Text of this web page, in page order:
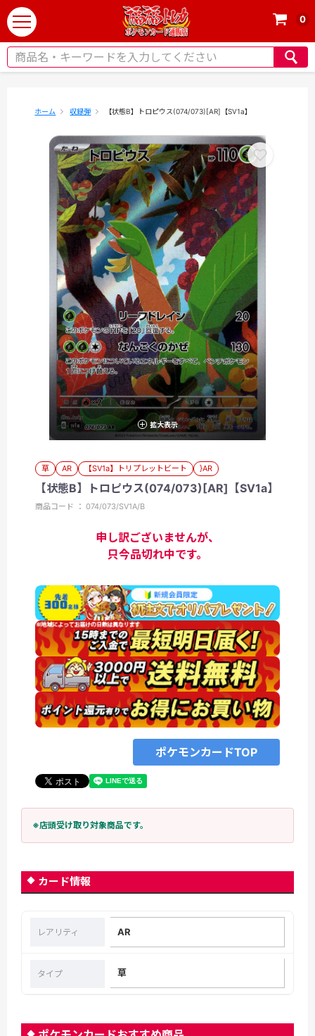
t
o
g
0
ホーム 収録弾 【状態B】トロピウス(074/073)[AR]【SV1a】
拡大表示
草 AR 【SV1a】トリプレットビート }AR
【状態B】トロピウス(074/073)[AR]【SV1a】
商品コード ： 074/073/SV1A/B
申し訳ございませんが、
只今品切れ中です。
ポケモンカードTOP
※店頭受け取り対象商品です。
カード情報
レアリティ AR
タイプ 草